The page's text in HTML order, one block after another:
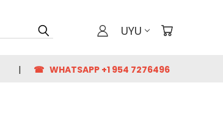
UYU
☎ WHATSAPP +1 954 7276496